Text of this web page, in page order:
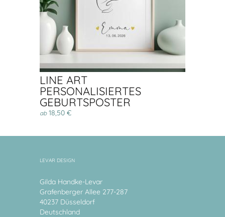
LINE ART
PERSONALISIERTES
GEBURTSPOSTER
ab18,50 €
LEVAR DESIGN
Gilda Handke-Levar
Grafenberger Allee 277-287
40237 Düsseldorf
Deutschland